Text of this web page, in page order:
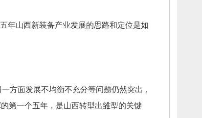
五年山西新装备产业发展的思路和定位是如
一方面发展不均衡不充分等问题仍然突出，
第一个五年， 是山西转型出雏型的关键